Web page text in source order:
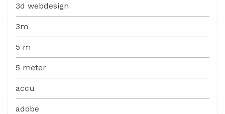
3d webdesign
3m
5 m
5 meter
accu
adobe